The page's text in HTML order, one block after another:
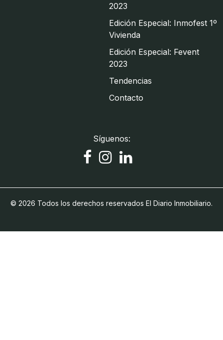
2023
Edición Especial: Inmofest 1º
Vivienda
Edición Especial: Fevent
2023
Tendencias
Contacto
Síguenos:
© 2026 Todos los derechos reservados El Diario Inmobiliario.